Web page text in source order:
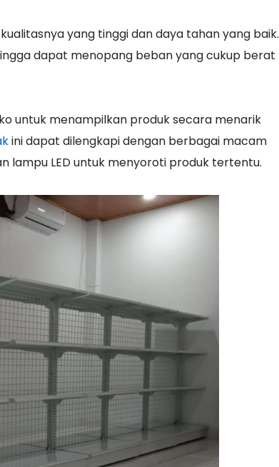
yang tinggi dan daya tahan yang baik.
dapat menopang beban yang cukup berat
untuk menampilkan produk secara menarik
ini dapat dilengkapi dengan berbagai macam
lampu LED untuk menyoroti produk tertentu.